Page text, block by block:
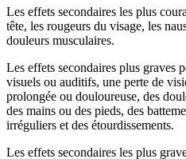
Les effets secondaires les plus
tête, les rougeurs du visage, les
douleurs musculaires.
Les effets secondaires plus graves
visuels ou auditifs, une perte de
prolongée ou douloureuse, des
des mains ou des pieds, des
irréguliers et des étourdissements.
Les effets secondaires les plus